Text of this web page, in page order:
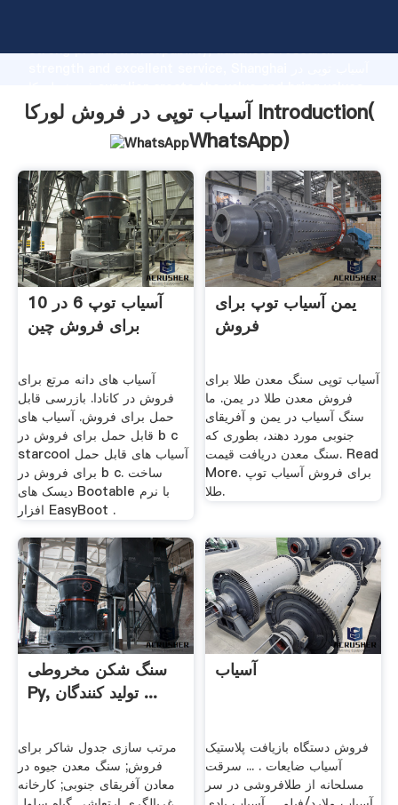
strong production capability, advanced research
to all of customers.
آسیاب توپی در فروش لورکا Introduction(
WhatsApp)
آسیاب توپ 6 در 10
برای فروش چین
آسیاب های دانه مرتع برای
فروش در کانادا. بازرسی قابل
حمل برای فروش. آسیاب های
قابل حمل برای فروش در b c
starcool آسیاب های قابل حمل
برای فروش در b c. ساخت
دیسک های Bootable با نرم
افزار EasyBoot .
یمن آسیاب توپ برای
فروش
آسیاب توپی سنگ معدن طلا برای
فروش معدن طلا در یمن. ما
سنگ آسیاب در یمن و آفریقای
جنوبی مورد دهند، بطوری كه
سنگ معدن دریافت قیمت. Read
More. برای فروش آسیاب توپ
طلا.
سنگ شکن مخروطی
Py, تولید کنندگان ...
مرتب سازی جدول شاکر برای
فروش; سنگ معدن جیوه در
معادن آفریقای جنوبی; کارخانه
آسیاب
فروش دستگاه بازیافت پلاستیک
آسیاب ضایعات . ... سرقت
مسلحانه از طلافروشی در سر